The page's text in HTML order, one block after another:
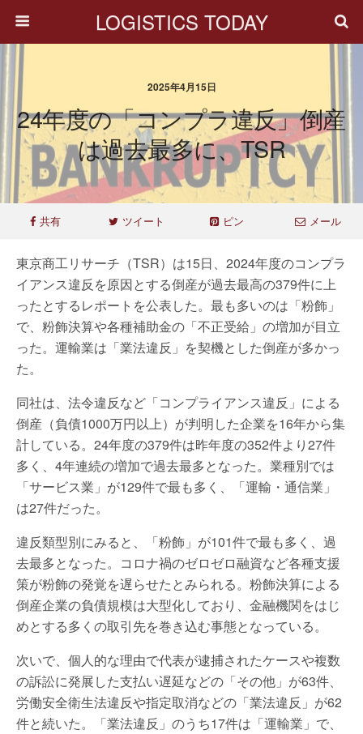
LOGISTICS TODAY
2025年4月15日
24年度の「コンプラ違反」倒産
は過去最多に、TSR
共有 ツイート ピン メール
東京商工リサーチ（TSR）は15日、2024年度のコンプラ
イアンス違反を原因とする倒産が過去最高の379件に上
ったとするレポートを公表した。最も多いのは「粉飾」
で、粉飾決算や各種補助金の「不正受給」の増加が目立
った。運輸業は「業法違反」を契機とした倒産が多かっ
た。
同社は、法令違反など「コンプライアンス違反」による
倒産（負債1000万円以上）が判明した企業を16年から集
計している。24年度の379件は昨年度の352件より27件
多く、4年連続の増加で過去最多となった。業種別では
「サービス業」が129件で最も多く、「運輸・通信業」
は27件だった。
違反類型別にみると、「粉飾」が101件で最も多く、過
去最多となった。コロナ禍のゼロゼロ融資など各種支援
策が粉飾の発覚を遅らせたとみられる。粉飾決算による
倒産企業の負債規模は大型化しており、金融機関をはじ
めとする多くの取引先を巻き込む事態となっている。
次いで、個人的な理由で代表が逮捕されたケースや複数
の訴訟に発展した支払い遅延などの「その他」が63件、
労働安全衛生法違反や指定取消などの「業法違反」が62
件と続いた。「業法違反」のうち17件は「運輸業」で、